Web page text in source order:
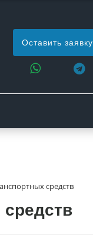
Оставить заявку
средств